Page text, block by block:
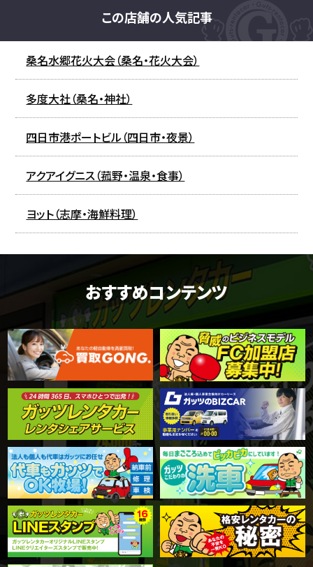
この店舗の人気記事
桑名水郷花火大会（桑名・花火大会）
多度大社（桑名・神社）
四日市港ポートビル（四日市・夜景）
アクアイグニス（菰野・温泉・食事）
ヨット（志摩・海鮮料理）
おすすめコンテンツ